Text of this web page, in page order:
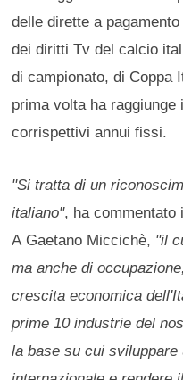
delle dirette a
dei diritti Tv del calcio
di campionato, di Coppa
prima volta ha
corrispettivi annui fissi.
"Si tratta di un
italiano", ha commentato
A Gaetano Miccichè, "il
ma anche di
crescita economica
prime 10 industrie del
la base su cui sviluppare